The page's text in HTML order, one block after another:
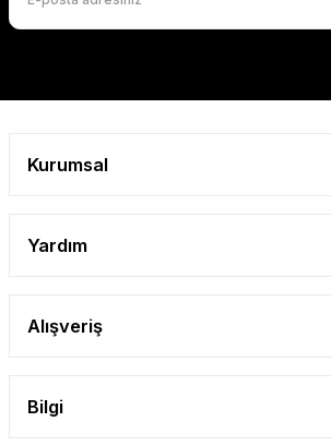
Kurumsal
Yardım
Alışveriş
Bilgi